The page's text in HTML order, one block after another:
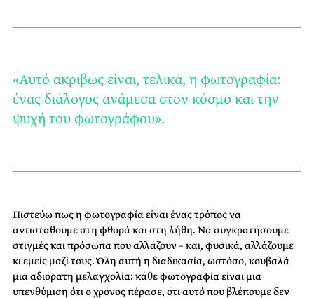
«Αυτό ακριβώς είναι, τελικά, η φωτογραφία:
ένας διάλογος ανάμεσα στον κόσμο και την
ψυχή του φωτογράφου».
Πιστεύω πως η φωτογραφία είναι ένας τρόπος να
αντισταθούμε στη φθορά και στη λήθη. Να συγκρατήσουμε
στιγμές και πρόσωπα που αλλάζουν – και, φυσικά, αλλάζουμε
κι εμείς μαζί τους. Όλη αυτή η διαδικασία, ωστόσο, κουβαλά
μια αδιόρατη μελαγχολία: κάθε φωτογραφία είναι μια
υπενθύμιση ότι ο χρόνος πέρασε, ότι αυτό που βλέπουμε δεν